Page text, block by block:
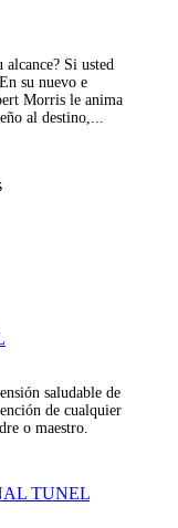
alcance? Si usted
su nuevo e
Morris le anima
al destino,...
saludable de
de cualquier
o maestro.
TUNEL